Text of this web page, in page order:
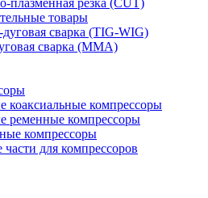
плазменная резка (CUT)
товары
сварка (TIG-WIG)
сварка (MMA)
коаксиальные компрессоры
ременные компрессоры
компрессоры
части для компрессоров